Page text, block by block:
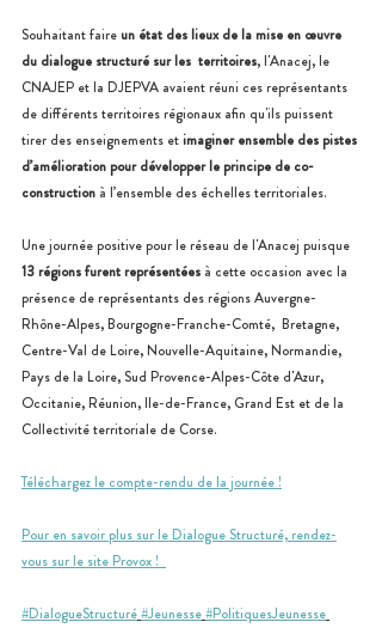
Souhaitant faire un état des lieux de la mise en œuvre
du dialogue structuré sur les  territoires, l'Anacej, le
CNAJEP et la DJEPVA avaient réuni ces représentants
de différents territoires régionaux afin qu'ils puissent
tirer des enseignements et imaginer ensemble des pistes
d’amélioration pour développer le principe de co-
construction à l’ensemble des échelles territoriales.
Une journée positive pour le réseau de l'Anacej puisque
13 régions furent représentées à cette occasion avec la
présence de représentants des régions Auvergne-
Rhône-Alpes, Bourgogne-Franche-Comté,  Bretagne,
Centre-Val de Loire, Nouvelle-Aquitaine, Normandie,
Pays de la Loire, Sud Provence-Alpes-Côte d'Azur,
Occitanie, Réunion, Ile-de-France, Grand Est et de la
Collectivité territoriale de Corse.
Téléchargez le compte-rendu de la journée !
Pour en savoir plus sur le Dialogue Structuré, rendez-
vous sur le site Provox !
#DialogueStructuré#Jeunesse#PolitiquesJeunesse